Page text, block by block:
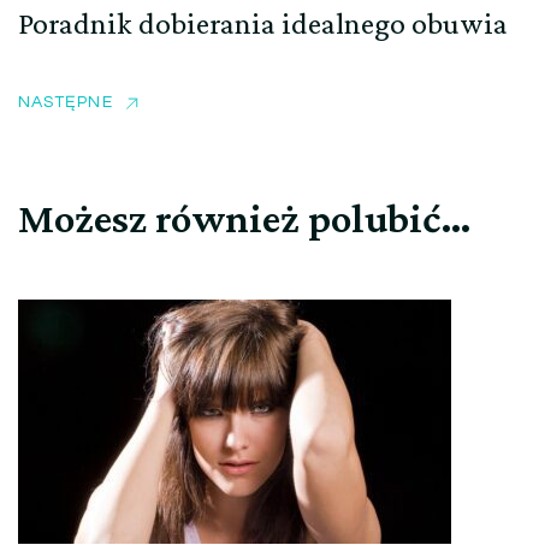
Poradnik dobierania idealnego obuwia
NASTĘPNE
Możesz również polubić…